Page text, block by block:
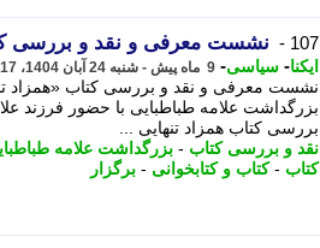
107 - نشست معرفی و نقد و بررسی
ایکنا- سیاسی- 9 ماه پیش - شنبه 24 آبان 1404، 18:17
نشست معرفی و نقد و بررسی کتاب «همزاد
بزرگداشت علامه طباطبایی با حضور
بررسی کتاب همزاد تنهایی ...
نقد و بررسی کتاب - بزرگداشت علامه
کتاب -کتاب و کتابخوانی - برگزار